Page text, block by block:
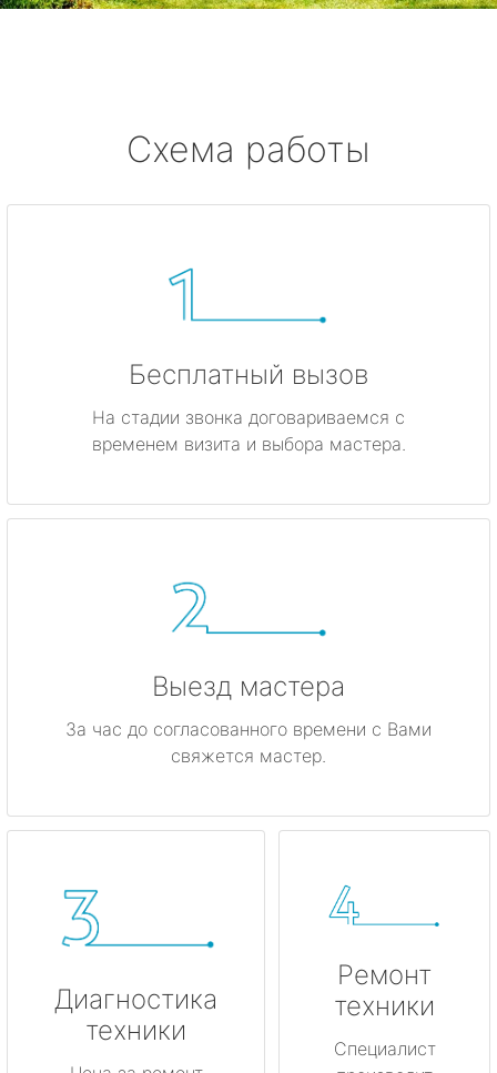
Схема работы
Бесплатный вызов
На стадии звонка договариваемся с
временем визита и выбора мастера.
Выезд мастера
За час до согласованного времени с Вами
свяжется мастер.
Диагностика
техники
Ремонт
техники
Специалист